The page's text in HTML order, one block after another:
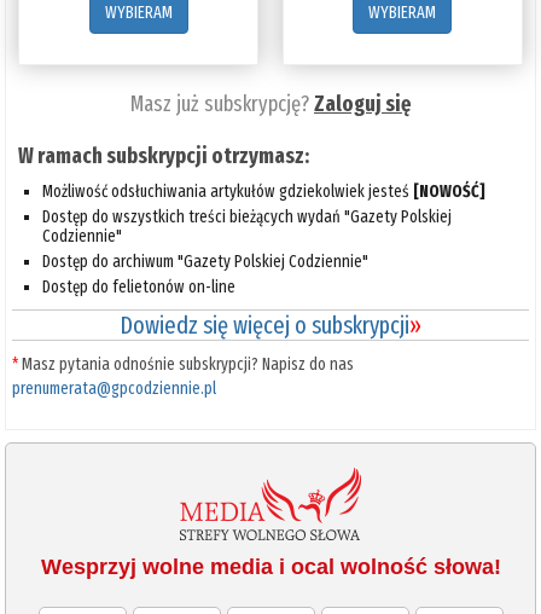
WYBIERAM
WYBIERAM
Masz już subskrypcję?Zaloguj się
W ramach subskrypcji otrzymasz:
Możliwość odsłuchiwania artykułów gdziekolwiek jesteś [NOWOŚĆ]
Dostęp do wszystkich treści bieżących wydań "Gazety Polskiej
Codziennie"
Dostęp do archiwum "Gazety Polskiej Codziennie"
Dostęp do felietonów on-line
Dowiedz się więcej o subskrypcji»
*Masz pytania odnośnie subskrypcji? Napisz do nas
prenumerata@gpcodziennie.pl
Wesprzyj wolne media i ocal wolność słowa!